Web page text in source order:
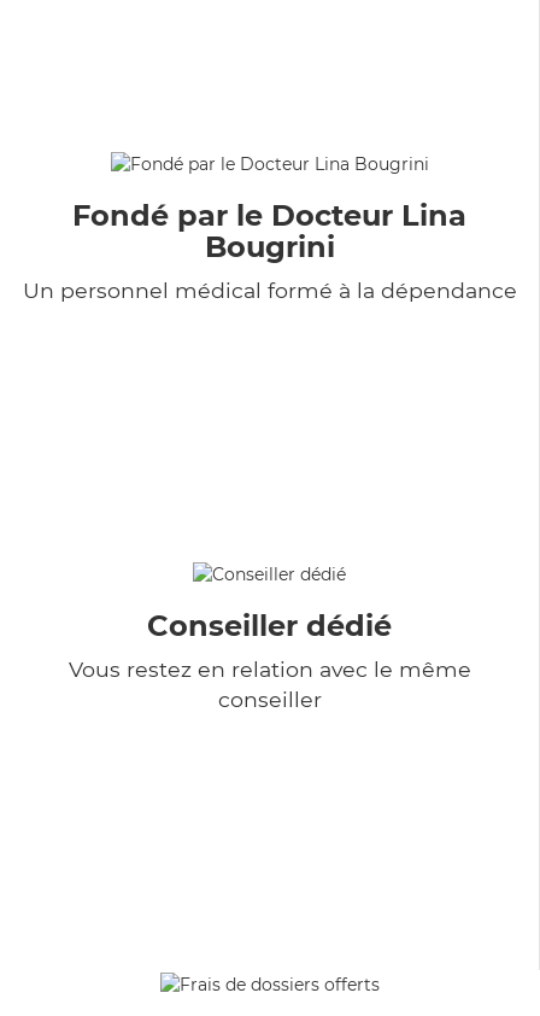
Fondé par le Docteur Lina
Bougrini
Un personnel médical formé à la dépendance
Conseiller dédié
Vous restez en relation avec le même
conseiller